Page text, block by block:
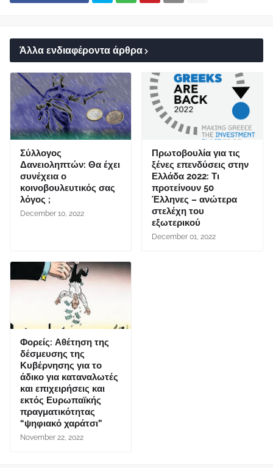
Άλλα ενδιαφέροντα άρθρα
Σύλλογος
Δανειοληπτών: Θα έχει
συνέχεια ο
κοινοβουλευτικός σας
λόγος ;
December 10, 2022
Πρωτοβουλία για τις
ξένες επενδύσεις στην
Ελλάδα 2022: Τι
προτείνουν 50
Έλληνες – ανώτερα
στελέχη του
εξωτερικού
December 01, 2022
Φορείς: Αθέτηση της
δέσμευσης της
Κυβέρνησης για το
άδικο για καταναλωτές
και επιχειρήσεις και
εκτός Ευρωπαϊκής
πραγματικότητας
“ψηφιακό χαράτσι”
November 22, 2022